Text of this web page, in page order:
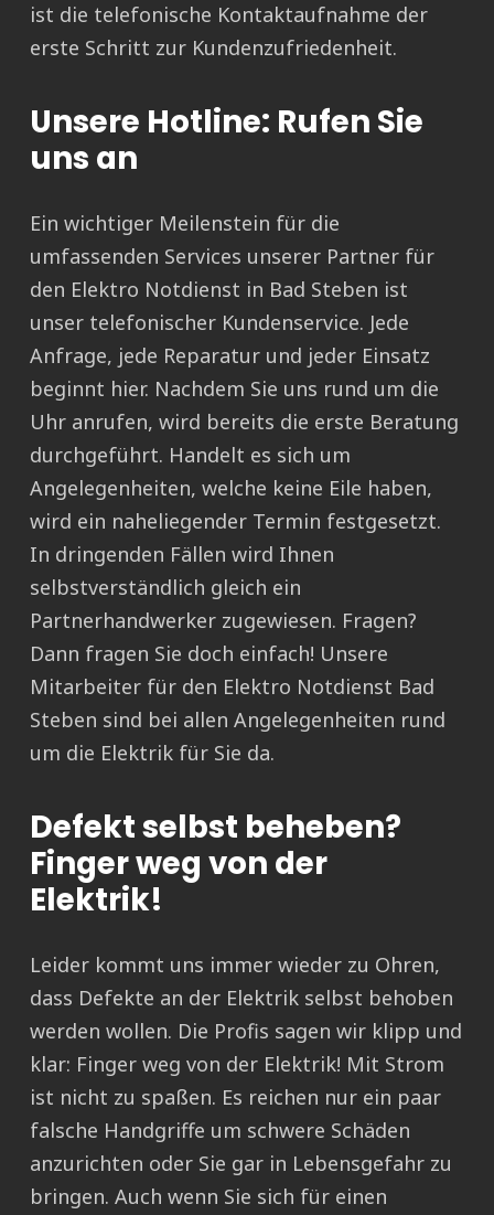
ist die telefonische Kontaktaufnahme der
erste Schritt zur Kundenzufriedenheit.
Unsere Hotline: Rufen Sie
uns an
Ein wichtiger Meilenstein für die
umfassenden Services unserer Partner für
den Elektro Notdienst in Bad Steben ist
unser telefonischer Kundenservice. Jede
Anfrage, jede Reparatur und jeder Einsatz
beginnt hier. Nachdem Sie uns rund um die
Uhr anrufen, wird bereits die erste Beratung
durchgeführt. Handelt es sich um
Angelegenheiten, welche keine Eile haben,
wird ein naheliegender Termin festgesetzt.
In dringenden Fällen wird Ihnen
selbstverständlich gleich ein
Partnerhandwerker zugewiesen. Fragen?
Dann fragen Sie doch einfach! Unsere
Mitarbeiter für den Elektro Notdienst Bad
Steben sind bei allen Angelegenheiten rund
um die Elektrik für Sie da.
Defekt selbst beheben?
Finger weg von der
Elektrik!
Leider kommt uns immer wieder zu Ohren,
dass Defekte an der Elektrik selbst behoben
werden wollen. Die Profis sagen wir klipp und
klar: Finger weg von der Elektrik! Mit Strom
ist nicht zu spaßen. Es reichen nur ein paar
falsche Handgriffe um schwere Schäden
anzurichten oder Sie gar in Lebensgefahr zu
bringen. Auch wenn Sie sich für einen